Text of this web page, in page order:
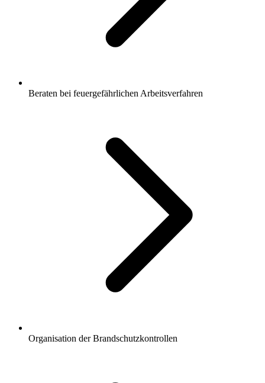
Beraten bei feuergefährlichen Arbeitsverfahren
Organisation der Brandschutzkontrollen